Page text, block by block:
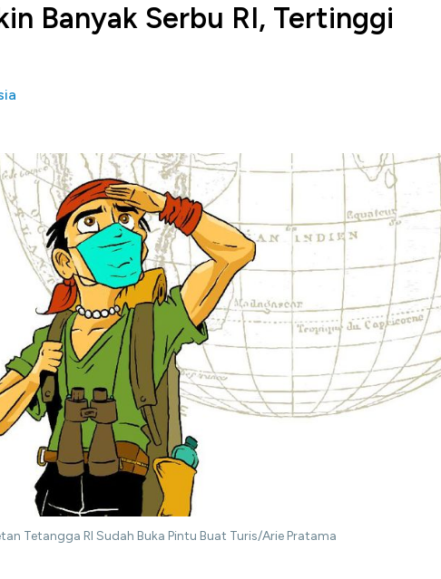
Banyak Serbu RI, Tertinggi
Tetangga RI Sudah Buka Pintu Buat Turis/Arie Pratama